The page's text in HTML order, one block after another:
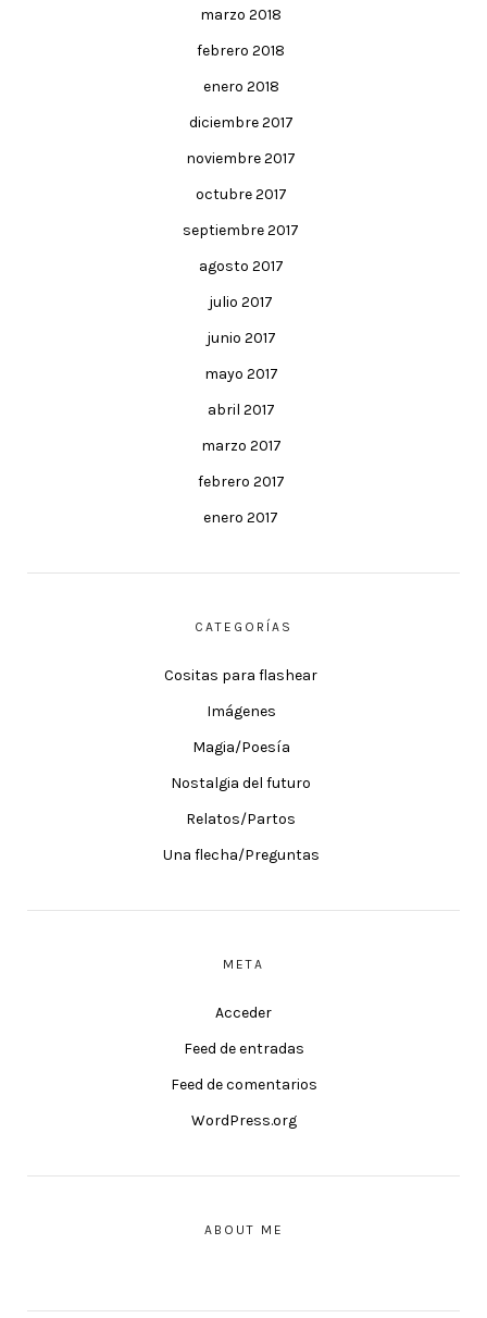
marzo 2018
febrero 2018
enero 2018
diciembre 2017
noviembre 2017
octubre 2017
septiembre 2017
agosto 2017
julio 2017
junio 2017
mayo 2017
abril 2017
marzo 2017
febrero 2017
enero 2017
CATEGORÍAS
Cositas para flashear
Imágenes
Magia/Poesía
Nostalgia del futuro
Relatos/Partos
Una flecha/Preguntas
META
Acceder
Feed de entradas
Feed de comentarios
WordPress.org
ABOUT ME